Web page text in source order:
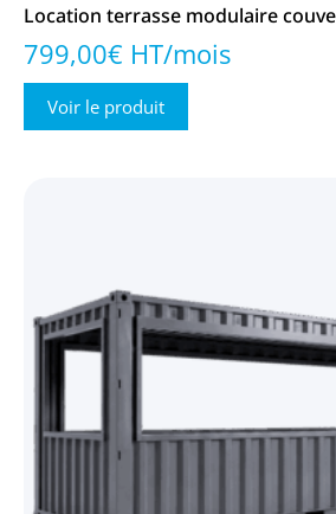
Location terrasse modulaire
799,00€ HT/mois
Voir le produit